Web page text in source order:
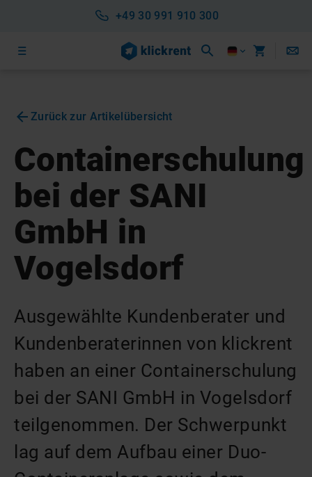
+49 30 991 910 300
Zurück zur Artikelübersicht
Containerschulung
bei der SANI
GmbH in
Vogelsdorf
Ausgewählte Kundenberater und
Kundenberaterinnen von klickrent
haben an einer Containerschulung
bei der SANI GmbH in Vogelsdorf
teilgenommen. Der Schwerpunkt
lag auf dem Aufbau einer Duo-